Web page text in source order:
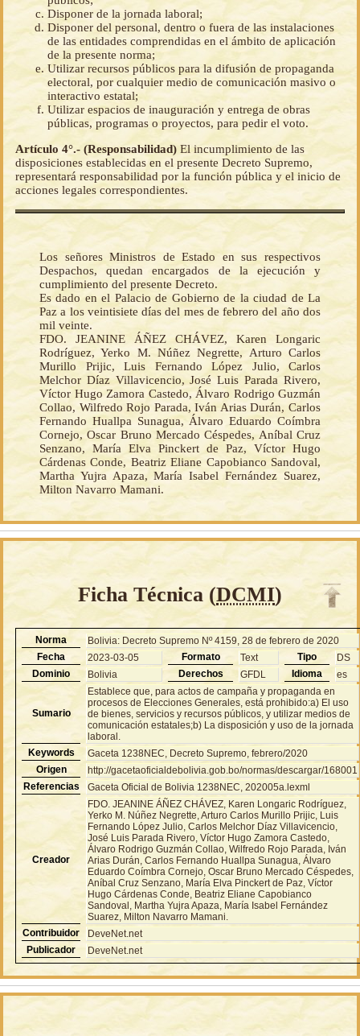
Disponer de la jornada laboral;
Disponer del personal, dentro o fuera de las instalaciones
de las entidades comprendidas en el ámbito de aplicación
de la presente norma;
Utilizar recursos públicos para la difusión de propaganda
electoral, por cualquier medio de comunicación masivo o
interactivo estatal;
Utilizar espacios de inauguración y entrega de obras
públicas, programas o proyectos, para pedir el voto.
Artículo 4°.- (Responsabilidad) El incumplimiento de las
disposiciones establecidas en el presente Decreto Supremo,
representará responsabilidad por la función pública y el inicio de
acciones legales correspondientes.
Los señores Ministros de Estado en sus respectivos
Despachos, quedan encargados de la ejecución y
cumplimiento del presente Decreto.
Es dado en el Palacio de Gobierno de la ciudad de La
Paz a los veintisiete días del mes de febrero del año dos
mil veinte.
FDO. JEANINE ÁÑEZ CHÁVEZ, Karen Longaric
Rodríguez, Yerko M. Núñez Negrette, Arturo Carlos
Murillo Prijic, Luis Fernando López Julio, Carlos
Melchor Díaz Villavicencio, José Luis Parada Rivero,
Víctor Hugo Zamora Castedo, Álvaro Rodrigo Guzmán
Collao, Wilfredo Rojo Parada, Iván Arias Durán, Carlos
Fernando Huallpa Sunagua, Álvaro Eduardo Coímbra
Cornejo, Oscar Bruno Mercado Céspedes, Aníbal Cruz
Senzano, María Elva Pinckert de Paz, Víctor Hugo
Cárdenas Conde, Beatriz Eliane Capobianco Sandoval,
Martha Yujra Apaza, María Isabel Fernández Suarez,
Milton Navarro Mamani.
Ficha Técnica (DCMI)
Norma
Bolivia: Decreto Supremo Nº 4159, 28 de febrero de 2020
Fecha
2023-03-05 Formato Text Tipo
DS
Dominio
Bolivia Derechos GFDL Idioma es
Sumario
Establece que, para actos de campaña y propaganda en
procesos de Elecciones Generales, está prohibido:a) El uso
de bienes, servicios y recursos públicos, y utilizar medios de
comunicación estatales;b) La disposición y uso de la jornada
laboral.
Keywords
Gaceta 1238NEC, Decreto Supremo, febrero/2020
Origen
http://gacetaoficialdebolivia.gob.bo/normas/descargar/168001
Referencias
Gaceta Oficial de Bolivia 1238NEC, 202005a.lexml
Creador
FDO. JEANINE ÁÑEZ CHÁVEZ, Karen Longaric Rodríguez,
Yerko M. Núñez Negrette, Arturo Carlos Murillo Prijic, Luis
Fernando López Julio, Carlos Melchor Díaz Villavicencio,
José Luis Parada Rivero, Víctor Hugo Zamora Castedo,
Álvaro Rodrigo Guzmán Collao, Wilfredo Rojo Parada, Iván
Arias Durán, Carlos Fernando Huallpa Sunagua, Álvaro
Eduardo Coímbra Cornejo, Oscar Bruno Mercado Céspedes,
Aníbal Cruz Senzano, María Elva Pinckert de Paz, Víctor
Hugo Cárdenas Conde, Beatriz Eliane Capobianco
Sandoval, Martha Yujra Apaza, María Isabel Fernández
Suarez, Milton Navarro Mamani.
Contribuidor
DeveNet.net
Publicador
DeveNet.net